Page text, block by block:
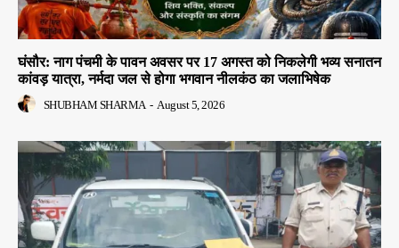
घंसौर: नाग पंचमी के पावन अवसर पर 17 अगस्त को निकलेगी भव्य सनातन
कांवड़ यात्रा, नर्मदा जल से होगा भगवान नीलकंठ का जलाभिषेक
SHUBHAM SHARMA - August 5, 2026